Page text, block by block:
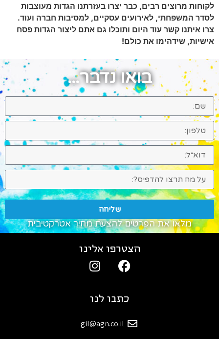
לקוחות מרוצים רבים, כבר יצרו בעזרתנו הגדות מעוצבות
לסדר המשפחתי, לאירועים עסקיים, למסיבות חברה ועוד.
צרו איתנו קשר עוד היום ותוכלו גם אתם ליצור הגדות פסח
אישיות, שידהימו את כולם!
בואו נדבר...
שליחה
מלאו את הפרטים להצעת מחיר אטרקטיבית
כתבו לנו
gil@agn.co.il
הצטרפו אלינו